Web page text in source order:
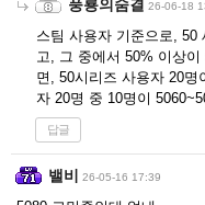
풍룡의숨결 26-06-18
스팀 사용자 기준으로, 50
고, 그 중에서 50% 이상
면, 50시리즈 사용자 20
자 20명 중 10명이
답글
밸비 26-05-16 17:39